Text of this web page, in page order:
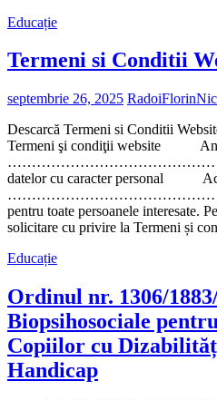
Educație
Termeni si Conditii
septembrie 26, 2025 RadoiFlorin
Descarcă Termeni si Conditii
Termeni şi condiţii website
…………………………………………….
datelor cu caracter personal
…………………………………………….
pentru toate persoanele interesate.
solicitare cu privire la Termeni și
Educație
Ordinul nr. 1306/
Biopsihosociale
Copiilor cu
Handicap